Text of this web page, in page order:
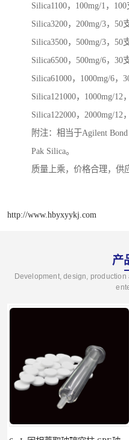
Silica1100，100mg/1，
Silica3200，200mg/3，50
Silica3500，500mg/3，50
Silica6500，500mg/6，30
Silica61000，1000mg/6，
Silica121000，1000mg/12
Silica122000，2000mg/12
附注：相当于Agilent
Pak Silica。
质量上乘，价格合理，供
http://www.hbyxyykj.com
产
Development, design,